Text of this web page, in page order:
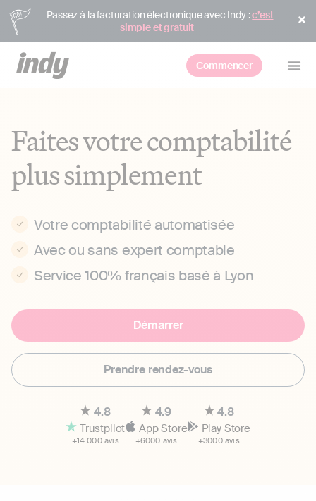
Passez à la facturation électronique avec Indy :c’est
simple et gratuit
Commencer
Faites votre comptabilité
plus simplement
Votre comptabilité automatisée
Avec ou sans expert comptable
Service 100% français basé à Lyon
Démarrer
Prendre rendez-vous
4.8
Trustpilot
+14 000 avis
4.9
App Store
+6000 avis
4.8
Play Store
+3000 avis